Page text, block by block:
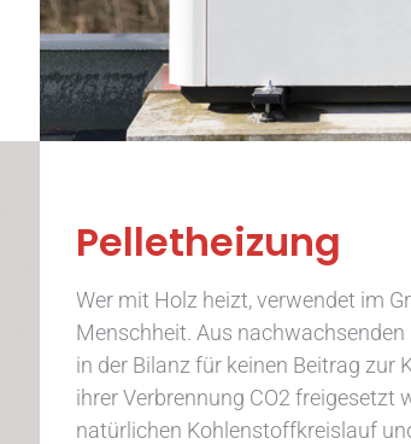
Pelletheizung
Wer mit Holz heizt, verwendet im
Menschheit. Aus
in der Bilanz für keinen Beitrag zur
ihrer Verbrennung CO2 freigesetzt
natürlichen Kohlenstoffkreislauf